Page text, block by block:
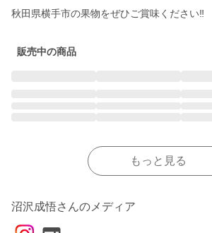
秋田県横手市の果物をぜひご賞味ください‼︎
販売中の商品
もっと見る
沼沢成悟さんのメディア